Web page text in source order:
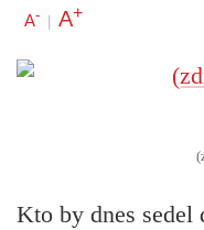
A- | A+
Kto by dnes sedel